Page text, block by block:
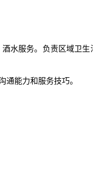
水服务。负责区域卫
通能力和服务技巧。